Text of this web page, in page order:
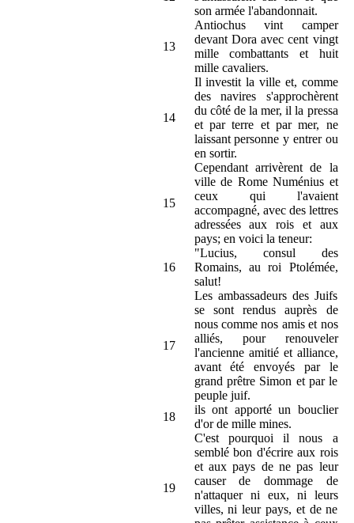
son armée l'abandonnait.
13
Antiochus vint camper
devant Dora avec cent vingt
mille combattants et huit
mille cavaliers.
14
Il investit la ville et, comme
des navires s'approchèrent
du côté de la mer, il la pressa
et par terre et par mer, ne
laissant personne y entrer ou
en sortir.
15
Cependant arrivèrent de la
ville de Rome Numénius et
ceux qui l'avaient
accompagné, avec des lettres
adressées aux rois et aux
pays; en voici la teneur:
16
"Lucius, consul des
Romains, au roi Ptolémée,
salut!
17
Les ambassadeurs des Juifs
se sont rendus auprès de
nous comme nos amis et nos
alliés, pour renouveler
l'ancienne amitié et alliance,
avant été envoyés par le
grand prêtre Simon et par le
peuple juif.
18
ils ont apporté un bouclier
d'or de mille mines.
19
C'est pourquoi il nous a
semblé bon d'écrire aux rois
et aux pays de ne pas leur
causer de dommage de
n'attaquer ni eux, ni leurs
villes, ni leur pays, et de ne